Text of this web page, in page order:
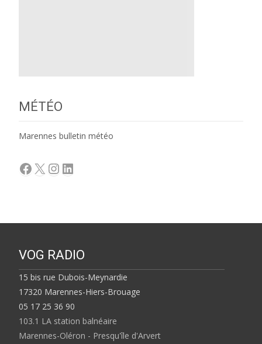
MÉTÉO
Marennes bulletin météo
Facebook
X Instagram
LinkedIn
VOG RADIO
15 bis rue Dubois-Meynardie
17320 Marennes-Hiers-Brouage
05 17 25 36 90
103.1 LA station balnéaire
Marennes-Oléron - Presqu'île d'Arvert